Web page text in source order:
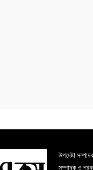
উপদেষ্টা
সম্পাদক ও